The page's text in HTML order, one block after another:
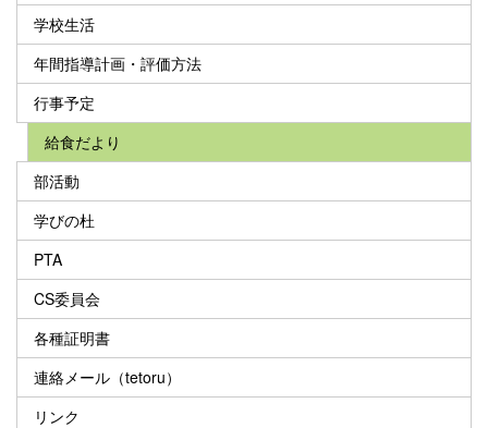
学校生活
年間指導計画・評価方法
行事予定
給食だより
部活動
学びの杜
PTA
CS委員会
各種証明書
連絡メール（tetoru）
リンク